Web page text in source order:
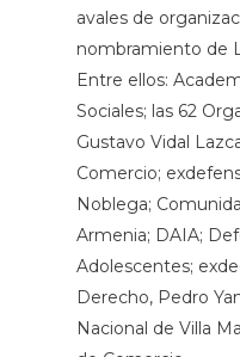
avales de
nombramiento de
Entre ellos:
Sociales; las 62
Gustavo Vidal
Comercio;
Noblega;
Armenia; DAIA;
Adolescentes;
Derecho, Pedro
Nacional de Villa